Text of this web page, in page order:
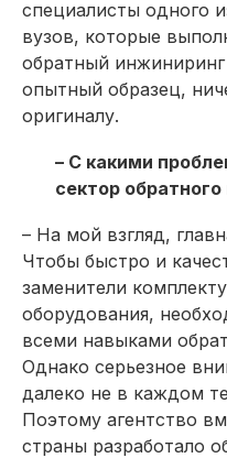
специалисты одного
вузов, которые
обратный
опытный образец,
оригиналу.
– С какими
сектор
– На мой взгляд,
Чтобы быстро и
заменители
оборудования,
всеми навыками
Однако серьезное
далеко не в каждом
Поэтому агентство
страны разработало